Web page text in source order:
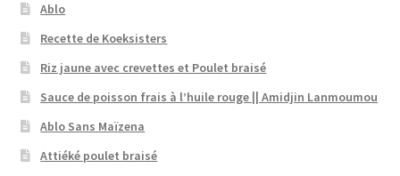
Ablo
Recette de Koeksisters
Riz jaune avec crevettes et Poulet braisé
Sauce de poisson frais à l’huile rouge || Amidjin Lanmoumou
Ablo Sans Maïzena
Attiéké poulet braisé